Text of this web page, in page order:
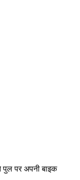
पुल पर अपनी बाइक